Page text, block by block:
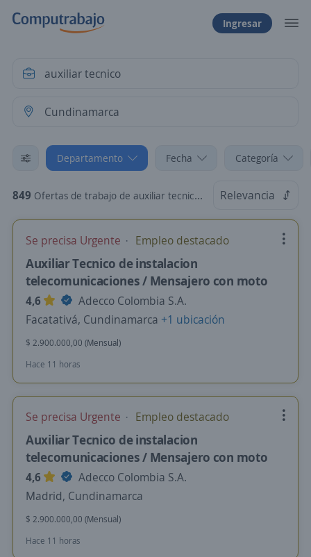
Ingresar
Departamento Fecha Categoría
849 Ofertas de trabajo de auxiliar tecnico en Cundinamarca Relevancia
Se precisa Urgente Empleo destacado
Auxiliar Tecnico de instalacion
telecomunicaciones / Mensajero con moto
4,6
Adecco Colombia S.A.
Facatativá, Cundinamarca +1 ubicación
$ 2.900.000,00 (Mensual)
Hace 11 horas
Se precisa Urgente Empleo destacado
Auxiliar Tecnico de instalacion
telecomunicaciones / Mensajero con moto
4,6
Adecco Colombia S.A.
Madrid, Cundinamarca
$ 2.900.000,00 (Mensual)
Hace 11 horas